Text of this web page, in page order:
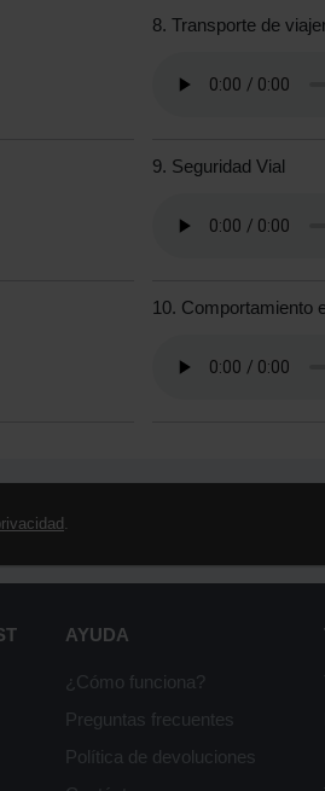
8. Transporte de
9. Seguridad Vial
10. Comportamiento
.
AYUDA
¿Cómo funciona?
Preguntas frecuentes
Política de devoluciones